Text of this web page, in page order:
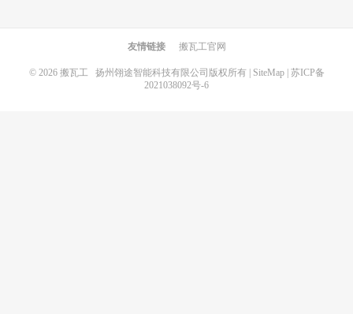
友情链接 搬瓦工官网
© 2026 搬瓦工扬州翎途智能科技有限公司版权所有 | SiteMap| 苏ICP备
2021038092号-6